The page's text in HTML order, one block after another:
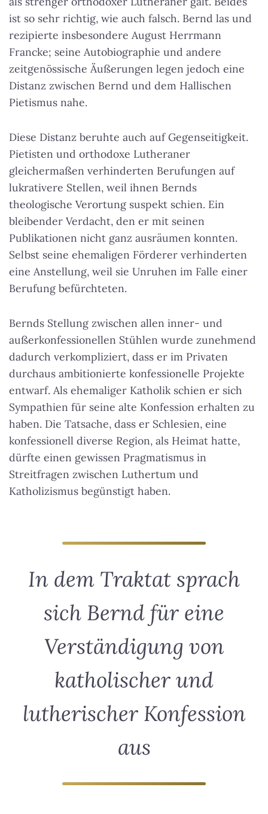
ist so sehr richtig, wie auch falsch. Bernd las und
rezipierte insbesondere August Herrmann
Francke; seine Autobiographie und andere
zeitgenössische Äußerungen legen jedoch eine
Distanz zwischen Bernd und dem Hallischen
Pietismus nahe.
Diese Distanz beruhte auch auf Gegenseitigkeit.
Pietisten und orthodoxe Lutheraner
gleichermaßen verhinderten Berufungen auf
lukrativere Stellen, weil ihnen Bernds
theologische Verortung suspekt schien. Ein
bleibender Verdacht, den er mit seinen
Publikationen nicht ganz ausräumen konnten.
Selbst seine ehemaligen Förderer verhinderten
eine Anstellung, weil sie Unruhen im Falle einer
Berufung befürchteten.
Bernds Stellung zwischen allen inner- und
außerkonfessionellen Stühlen wurde zunehmend
dadurch verkompliziert, dass er im Privaten
durchaus ambitionierte konfessionelle Projekte
entwarf. Als ehemaliger Katholik schien er sich
Sympathien für seine alte Konfession erhalten zu
haben. Die Tatsache, dass er Schlesien, eine
konfessionell diverse Region, als Heimat hatte,
dürfte einen gewissen Pragmatismus in
Streitfragen zwischen Luthertum und
Katholizismus begünstigt haben.
In dem Traktat sprach
sich Bernd für eine
Verständigung von
katholischer und
lutherischer Konfession
aus